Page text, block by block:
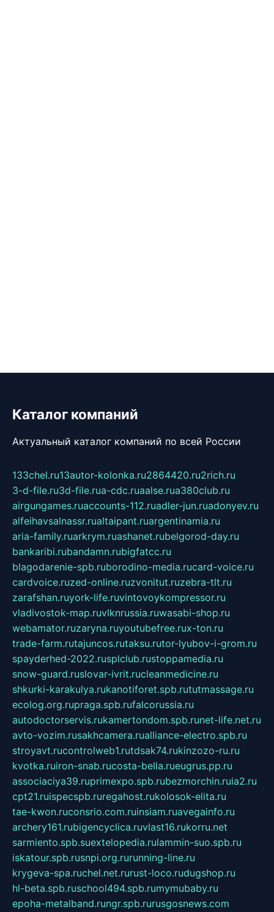
Каталог компаний
Актуальный каталог компаний по всей России
133chel.ru13autor-kolonka.ru2864420.ru2rich.ru
3-d-file.ru3d-file.rua-cdc.ruaalse.rua380club.ru
airgungames.ruaccounts-112.ruadler-jun.ruadonyev.ru
alfeihavsalnassr.rualtaipant.ruargentinamia.ru
aria-family.ruarkrym.ruashanet.rubelgorod-day.ru
bankaribi.rubandamn.rubigfatcc.ru
blagodarenie-spb.ruborodino-media.rucard-voice.ru
cardvoice.ruzed-online.ruzvonitut.ruzebra-tlt.ru
zarafshan.ruyork-life.ruvintovoykompressor.ru
vladivostok-map.ruvlknrussia.ruwasabi-shop.ru
webamator.ruzaryna.ruyoutubefree.rux-ton.ru
trade-farm.rutajuncos.rutaksu.rutor-lyubov-i-grom.ru
spayderhed-2022.rusplclub.rustoppamedia.ru
snow-guard.ruslovar-ivrit.rucleanmedicine.ru
shkurki-karakulya.rukanotiforet.spb.rututmassage.ru
ecolog.org.rupraga.spb.rufalcorussia.ru
autodoctorservis.rukamertondom.spb.runet-life.net.ru
avto-vozim.rusakhcamera.rualliance-electro.spb.ru
stroyavt.rucontrolweb1.rutdsak74.rukinzozo-ru.ru
kvotka.ruiron-snab.rucosta-bella.rueugrus.pp.ru
associaciya39.ruprimexpo.spb.rubezmorchin.ruia2.ru
cpt21.ruispecspb.ruregahost.rukolosok-elita.ru
tae-kwon.ruconsrio.com.ruinsiam.ruavegainfo.ru
archery161.rubigencyclica.ruvlast16.rukorru.net
sarmiento.spb.suextelopedia.rulammin-suo.spb.ru
iskatour.spb.rusnpi.org.rurunning-line.ru
krygeva-spa.ruchel.net.rurust-loco.rudugshop.ru
hl-beta.spb.ruschool494.spb.rumymubaby.ru
epoha-metalband.rungr.spb.rurusgosnews.com